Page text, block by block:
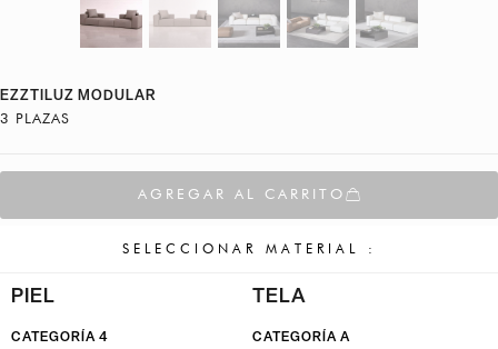
EZZTILUZ MODULAR
3 PLAZAS
AGREGAR AL CARRITO
SELECCIONAR MATERIAL :
PIEL
CATEGORÍA 4
TELA
CATEGORÍA A